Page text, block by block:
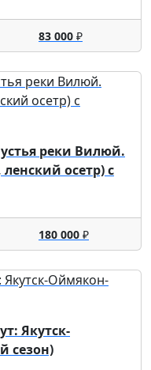
83 000₽
реки Вилюй.
осетр) с
180 000₽
Якутск-
сезон)